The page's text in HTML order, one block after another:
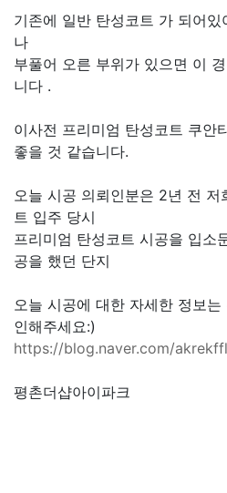
기존에 일반 탄성코트 가 되어
나
부풀어 오른 부위가 있으면 이
니다 .
이사전 프리미엄 탄성코트 쿠안
좋을 것 같습니다.
오늘 시공 의뢰인분은 2년 전 저
트 입주 당시
프리미엄 탄성코트 시공을 입소
공을 했던 단지
오늘 시공에 대한 자세한 정보
인해주세요:)
https://blog.naver.com/
평촌더샵아이파크